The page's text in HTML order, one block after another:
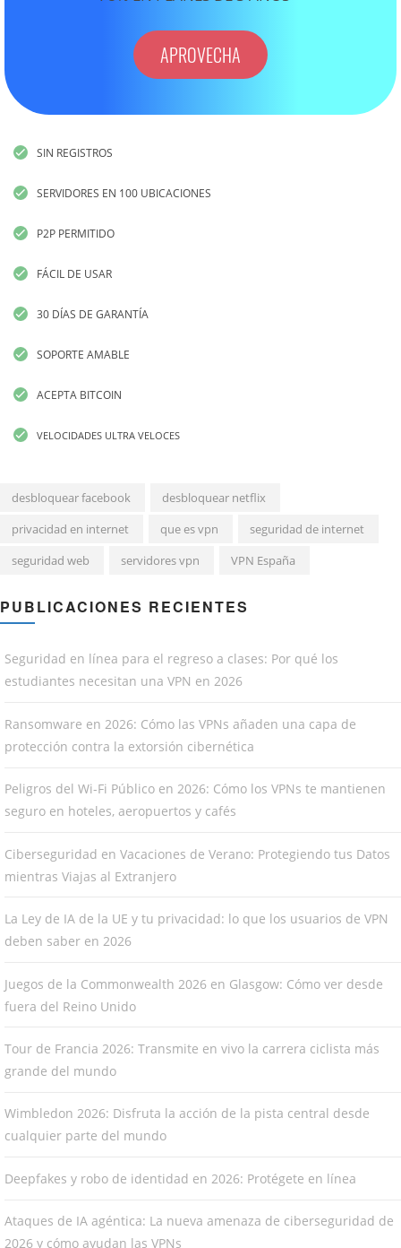
APROVECHA
SIN REGISTROS
SERVIDORES EN 100 UBICACIONES
P2P PERMITIDO
FÁCIL DE USAR
30 DÍAS DE GARANTÍA
SOPORTE AMABLE
ACEPTA BITCOIN
VELOCIDADES ULTRA VELOCES
desbloquear facebook
desbloquear netflix
privacidad en internet
que es vpn
seguridad de internet
seguridad web
servidores vpn VPN España
PUBLICACIONES RECIENTES
Seguridad en línea para el regreso a clases: Por qué los
estudiantes necesitan una VPN en 2026
Ransomware en 2026: Cómo las VPNs añaden una capa de
protección contra la extorsión cibernética
Peligros del Wi-Fi Público en 2026: Cómo los VPNs te mantienen
seguro en hoteles, aeropuertos y cafés
Ciberseguridad en Vacaciones de Verano: Protegiendo tus Datos
mientras Viajas al Extranjero
La Ley de IA de la UE y tu privacidad: lo que los usuarios de VPN
deben saber en 2026
Juegos de la Commonwealth 2026 en Glasgow: Cómo ver desde
fuera del Reino Unido
Tour de Francia 2026: Transmite en vivo la carrera ciclista más
grande del mundo
Wimbledon 2026: Disfruta la acción de la pista central desde
cualquier parte del mundo
Deepfakes y robo de identidad en 2026: Protégete en línea
Ataques de IA agéntica: La nueva amenaza de ciberseguridad de
2026 y cómo ayudan las VPNs